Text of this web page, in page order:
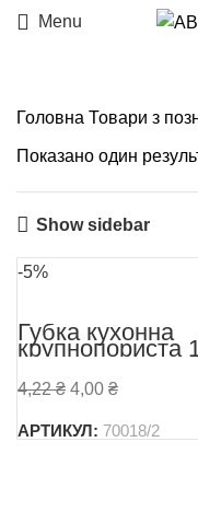
Menu
Головна Товари з
Показано один
Show sidebar
-5%
Губка кухонна
крупнопориста
4,22₴ 4,00 ₴
АРТИКУЛ: 70018/2